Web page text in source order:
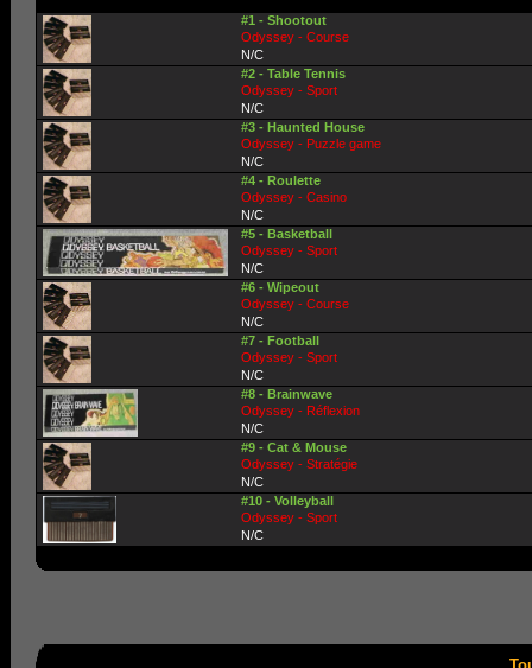
#1 - Shootout
Odyssey - Course
N/C
#2 - Table Tennis
Odyssey - Sport
N/C
#3 - Haunted House
Odyssey - Puzzle game
N/C
#4 - Roulette
Odyssey - Casino
N/C
#5 - Basketball
Odyssey - Sport
N/C
#6 - Wipeout
Odyssey - Course
N/C
#7 - Football
Odyssey - Sport
N/C
#8 - Brainwave
Odyssey - Réflexion
N/C
#9 - Cat & Mouse
Odyssey - Stratégie
N/C
#10 - Volleyball
Odyssey - Sport
N/C